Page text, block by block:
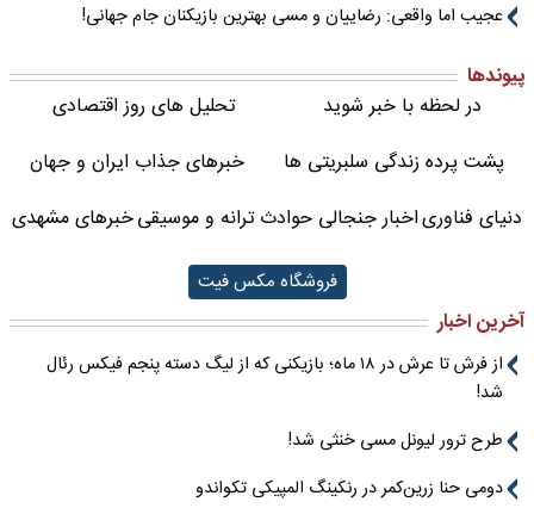
عجیب اما واقعی: رضاییان و مسی بهترین بازیکنان جام جهانی!
پیوندها
در لحظه با خبر شوید
تحلیل های روز اقتصادی
پشت پرده زندگی سلبریتی ها
خبرهای جذاب ایران و جهان
دنیای فناوریاخبار جنجالی حوادثترانه و موسیقیخبرهای مشهدی
فروشگاه مکس فیت
آخرین اخبار
از فرش تا عرش در ۱۸ ماه؛ بازیکنی که از لیگ دسته پنجم فیکس رئال
شد!
طرح ترور لیونل مسی خنثی شد!
دومی حنا زرین‌کمر در رنکینگ المپیکی تکواندو